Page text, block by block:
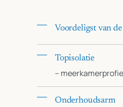
Voordeligst van
Topisolatie
–
Onderhoudsarm